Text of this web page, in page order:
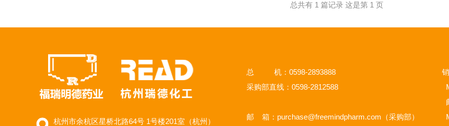
总共有 1 篇记录 这是第 1 页
杭州市余杭区星桥北路64号 1号楼201室（杭州）
总 机：0598-2893888
采购部直线：0598-2812588
邮 箱： purchase@freemindpharm.com （采购部）